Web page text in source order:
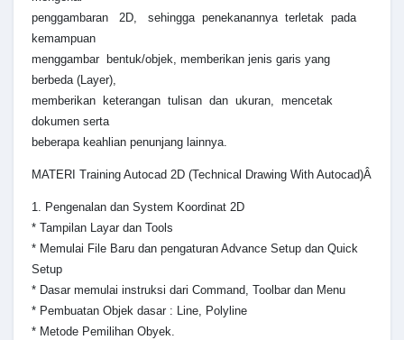
penggambaran 2D, sehingga penekanannya terletak pada
kemampuan
menggambar bentuk/objek, memberikan jenis garis yang
berbeda (Layer),
memberikan keterangan tulisan dan ukuran, mencetak
dokumen serta
beberapa keahlian penunjang lainnya.
MATERI Training Autocad 2D (Technical Drawing With Autocad)Â
1. Pengenalan dan System Koordinat 2D
* Tampilan Layar dan Tools
* Memulai File Baru dan pengaturan Advance Setup dan Quick
Setup
* Dasar memulai instruksi dari Command, Toolbar dan Menu
* Pembuatan Objek dasar : Line, Polyline
* Metode Pemilihan Obyek.